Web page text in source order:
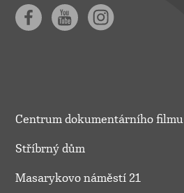
Centrum dokumentárního filmu
Stříbrný dům
Masarykovo náměstí 21